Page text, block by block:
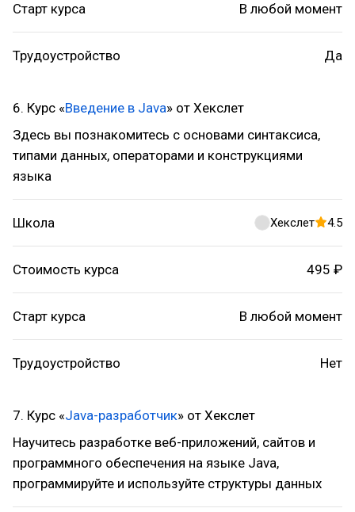
Старт курса В любой момент
Трудоустройство Да
6. Курс «Введение в Java» от Хекслет
Здесь вы познакомитесь с основами синтаксиса,
типами данных, операторами и конструкциями
языка
Школа Хекслет 4.5
Стоимость курса 495 ₽
Старт курса В любой момент
Трудоустройство Нет
7. Курс «Java-разработчик» от Хекслет
Научитесь разработке веб-приложений, сайтов и
программного обеспечения на языке Java,
программируйте и используйте структуры данных